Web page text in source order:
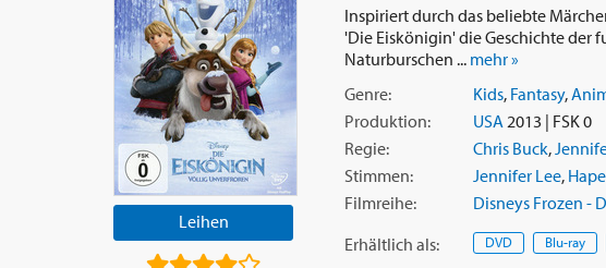
Leihen
Inspiriert durch das beliebte
'Die Eiskönigin' die Geschichte der
Naturburschen ... mehr »
Genre:
Kids, Fantasy,
Produktion:
USA 2013 | FSK 0
Regie:
Chris Buck,
Stimmen:
Jennifer Lee,
Filmreihe:
Disneys Frozen -
Erhältlich als: DVD Blu-ray